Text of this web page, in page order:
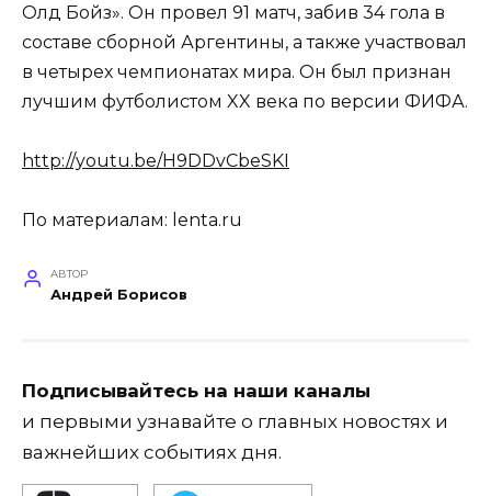
Олд Бойз». Он провел 91 матч, забив 34 гола в
составе сборной Аргентины, а также участвовал
в четырех чемпионатах мира. Он был признан
лучшим футболистом XX века по версии ФИФА.
http://youtu.be/H9DDvCbeSKI
По материалам: lenta.ru
АВТОР
Андрей Борисов
Подписывайтесь на наши каналы
и первыми узнавайте о главных новостях и
важнейших событиях дня.